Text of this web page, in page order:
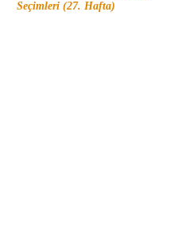
Seçimleri (27. Hafta)